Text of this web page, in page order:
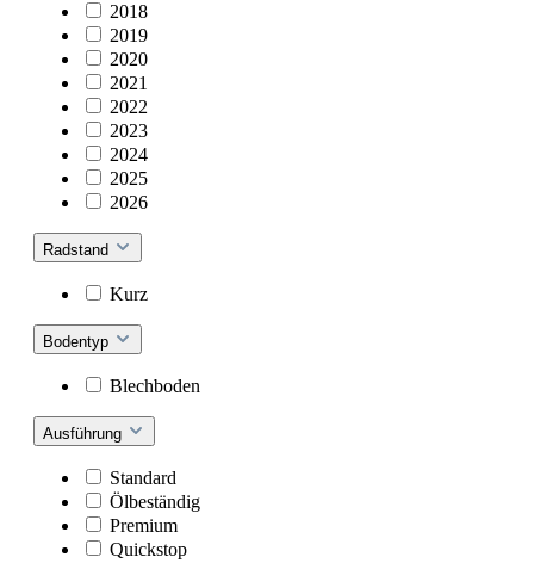
2018
2019
2020
2021
2022
2023
2024
2025
2026
Radstand
Kurz
Bodentyp
Blechboden
Ausführung
Standard
Ölbeständig
Premium
Quickstop